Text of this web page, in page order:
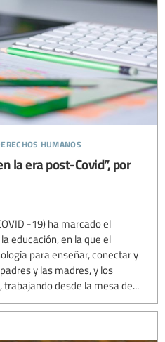
humanos
la era post-Covid”, por
-19) ha marcado el
educación, en la que el
para enseñar, conectar y
y las madres, y los
desde la mesa de...